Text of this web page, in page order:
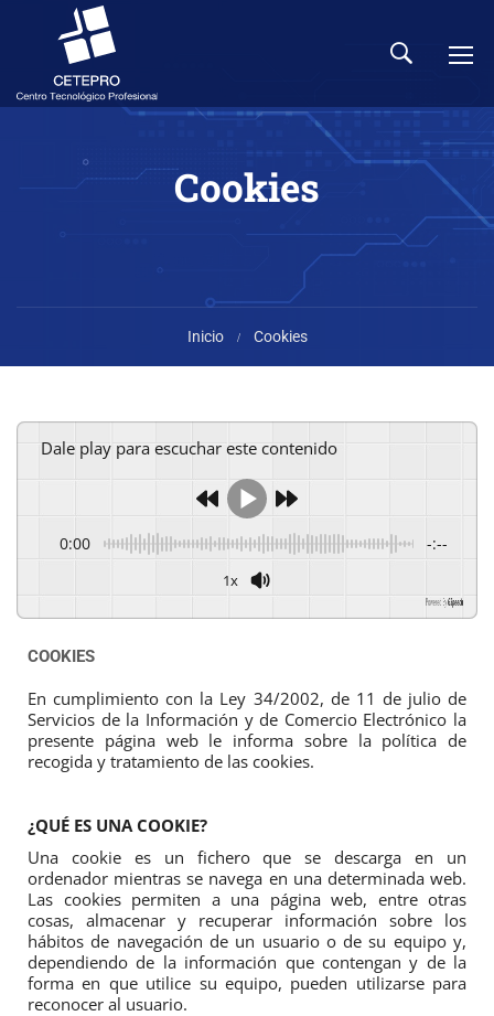
Cookies
Inicio Cookies
Dale play para escuchar este contenido
0:00 -:--
1x
GSpeech
COOKIES
En cumplimiento con la Ley 34/2002, de 11 de julio de
Servicios de la Información y de Comercio Electrónico la
presente página web le informa sobre la política de
recogida y tratamiento de las cookies.
¿QUÉ ES UNA COOKIE?
Una cookie es un fichero que se descarga en un
ordenador mientras se navega en una determinada web.
Las cookies permiten a una página web, entre otras
cosas, almacenar y recuperar información sobre los
hábitos de navegación de un usuario o de su equipo y,
dependiendo de la información que contengan y de la
forma en que utilice su equipo, pueden utilizarse para
reconocer al usuario.